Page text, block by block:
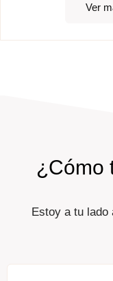
Ver
¿Cómo
Estoy a tu